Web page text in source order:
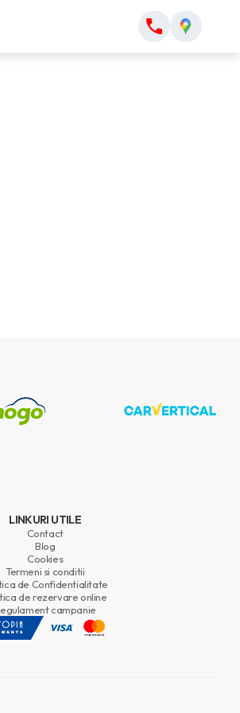
LINKURI UTILE
Contact
Blog
Cookies
Termeni si conditii
de Confidentialitate
de rezervare online
campanie